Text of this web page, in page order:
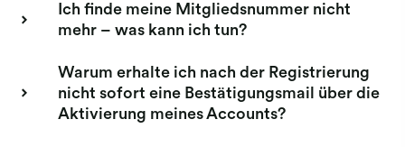
Ich finde meine Mitgliedsnummer nicht
mehr – was kann ich tun?
Warum erhalte ich nach der Registrierung
nicht sofort eine Bestätigungsmail über die
Aktivierung meines Accounts?